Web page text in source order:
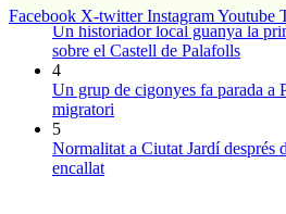
Facebook X-twitter InstagramYoutube
3
Un historiador local guanya la
sobre el Castell de Palafolls
4
Un grup de cigonyes fa parada a
migratori
5
Normalitat a Ciutat Jardí després
encallat